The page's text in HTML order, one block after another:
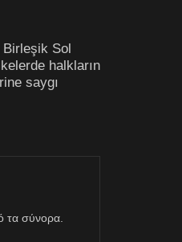
Birleşik Sol
halkların
saygı
τα σύνορα.